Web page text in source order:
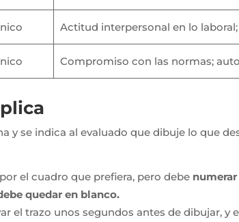
Actitud interpersonal en lo
Compromiso con las normas;
y se indica al evaluado que dibuje lo que
el cuadro que prefiera, pero debe
quedar en blanco.
el trazo unos segundos antes de dibujar,